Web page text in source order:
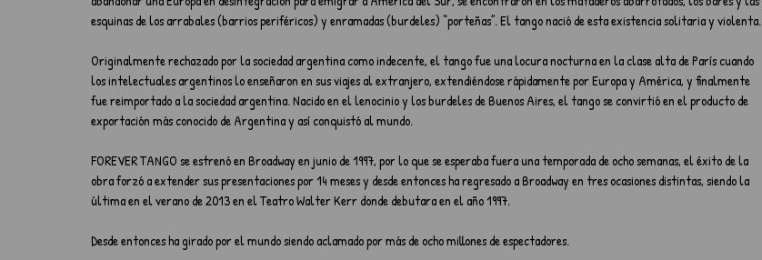
esquinas de los arrabales (barrios periféricos) y enramadas (burdeles) “porteñas”. El tango nació de esta existencia solitaria y violenta.
Originalmente rechazado por la sociedad argentina como indecente, el tango fue una locura nocturna en la clase alta de París cuando
los intelectuales argentinos lo enseñaron en sus viajes al extranjero, extendiéndose rápidamente por Europa y América, y finalmente
fue reimportado a la sociedad argentina. Nacido en el lenocinio y los burdeles de Buenos Aires, el tango se convirtió en el producto de
exportación más conocido de Argentina y así conquistó al mundo.
FOREVER TANGO se estrenó en Broadway en junio de 1997, por lo que se esperaba fuera una temporada de ocho semanas, el éxito de la
obra forzó a extender sus presentaciones por 14 meses y desde entonces ha regresado a Broadway en tres ocasiones distintas, siendo la
última en el verano de 2013 en el Teatro Walter Kerr donde debutara en el año 1997.
Desde entonces ha girado por el mundo siendo aclamado por más de ocho millones de espectadores.